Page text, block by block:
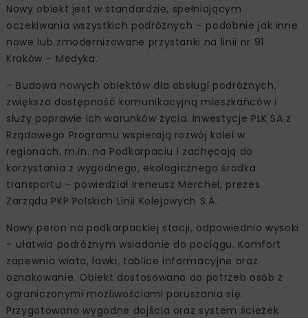
Nowy obiekt jest w standardzie, spełniającym
oczekiwania wszystkich podróżnych – podobnie jak inne
nowe lub zmodernizowane przystanki na linii nr 91
Kraków – Medyka.
– Budowa nowych obiektów dla obsługi podróżnych,
zwiększa dostępność komunikacyjną mieszkańców i
służy poprawie ich warunków życia. Inwestycje PLK SA z
Rządowego Programu wspierają rozwój kolei w
regionach, m.in. na Podkarpaciu i zachęcają do
korzystania z wygodnego, ekologicznego środka
transportu – powiedział Ireneusz Merchel, prezes
Zarządu PKP Polskich Linii Kolejowych S.A.
Nowy peron na podkarpackiej stacji, odpowiednio wysoki
– ułatwia podróżnym wsiadanie do pociągu. Komfort
zapewnia wiata, ławki, tablice informacyjne oraz
oznakowanie. Obiekt dostosowano do potrzeb osób z
ograniczonymi możliwościami poruszania się.
Przygotowano wygodne dojścia oraz system ścieżek